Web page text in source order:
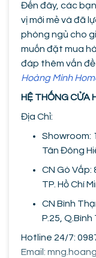
Đến đây, các
vị mới mẻ và đã
phòng ngủ cho
muốn đặt mua
đáp thêm vấn
Hoàng Minh
HỆ THỐNG CỬA
Địa Chỉ:
Showroom:
Tân Đông
CN Gò Vấp:
TP. Hồ Chí
CN Bình
P.25, Q.Bình
Hotline 24/7:
Email: